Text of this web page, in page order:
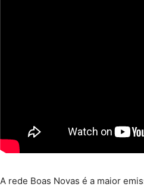
A rede Boas Novas é a maior